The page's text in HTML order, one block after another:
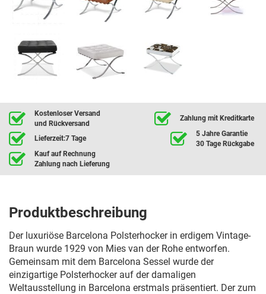
Kostenloser Versand
und Rückversand
Zahlung mit Kreditkarte
Lieferzeit:7 Tage
5 Jahre Garantie
30 Tage Rückgabe
Kauf auf Rechnung
Zahlung nach Lieferung
Produktbeschreibung
Der luxuriöse Barcelona Polsterhocker in erdigem Vintage-
Braun wurde 1929 von Mies van der Rohe entworfen.
Gemeinsam mit dem Barcelona Sessel wurde der
einzigartige Polsterhocker auf der damaligen
Weltausstellung in Barcelona erstmals präsentiert. Der zum